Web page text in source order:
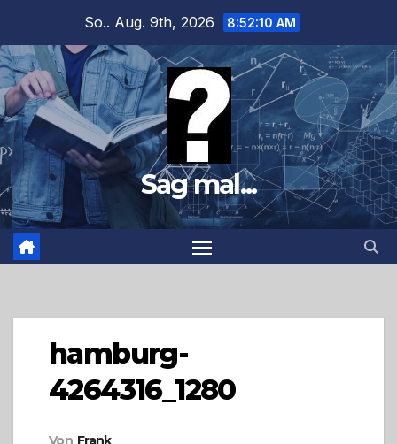
springen
So.. Aug. 9th, 2026 8:52:11 AM
Sag mal...
hamburg-
4264316_1280
Von Frank